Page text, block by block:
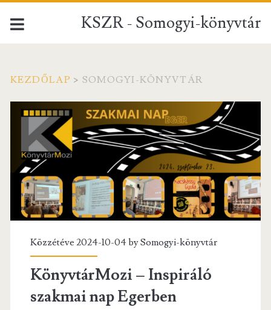
KSZR - Somogyi-könyvtár
KEZDŐLAP > SOMOGYI-KÖNYVTÁR
Szerző:
<span>Somogyi-
könyvtár</span>
Közzétéve 2024-10-04 bySomogyi-könyvtár
KönyvtárMozi – Inspiráló
szakmai nap Egerben